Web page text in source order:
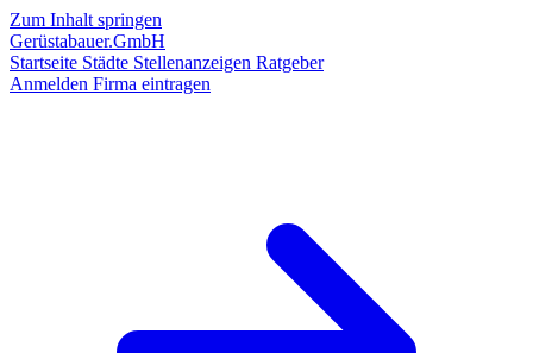
Zum Inhalt springen
Gerüstabauer.GmbH
Startseite Städte Stellenanzeigen Ratgeber
Anmelden Firma eintragen